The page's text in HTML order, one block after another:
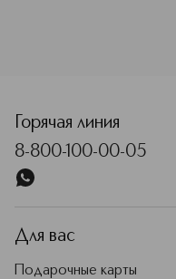
Горячая линия
8-800-100-00-05
Для вас
Подарочные карты